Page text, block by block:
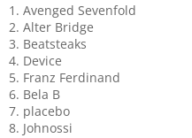
1. Avenged Sevenfold
2. Alter Bridge
3. Beatsteaks
4. Device
5. Franz Ferdinand
6. Bela B
7. placebo
8. Johnossi